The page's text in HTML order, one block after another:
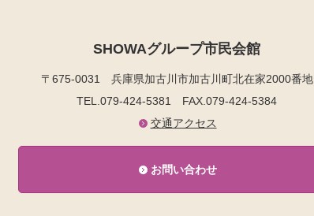
SHOWAグループ市民会館
〒675-0031 兵庫県加古川市加古川町北在家2000番地
TEL.079-424-5381 FAX.079-424-5384
交通アクセス
お問い合わせ